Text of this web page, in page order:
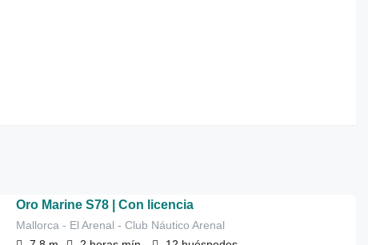
Oro Marine S78 | Con licencia
Mallorca - El Arenal - Club Náutico Arenal